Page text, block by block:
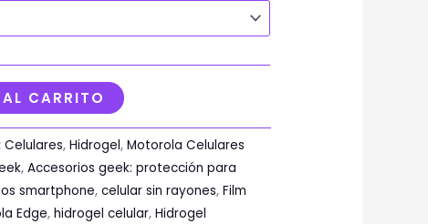
CARRITO
Celulares, Hidrogel, Motorola Celulares
, Accesorios geek: protección para
smartphone, celular sin rayones, Film
Edge, hidrogel celular, Hidrogel